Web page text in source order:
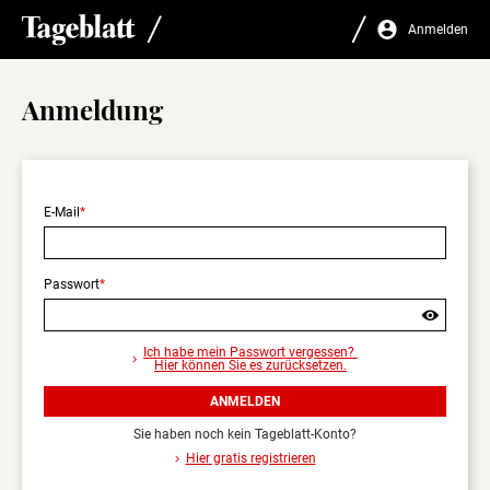
Sie
sicher,
Sie
sich
abmelden
wollen?
Nur
Anmelden
Anmeldung
E-Mail
Passwort
Ich habe mein Passwort vergessen?
Hier können Sie es zurücksetzen.
ANMELDEN
Sie haben noch kein Tageblatt-Konto?
Hier gratis registrieren